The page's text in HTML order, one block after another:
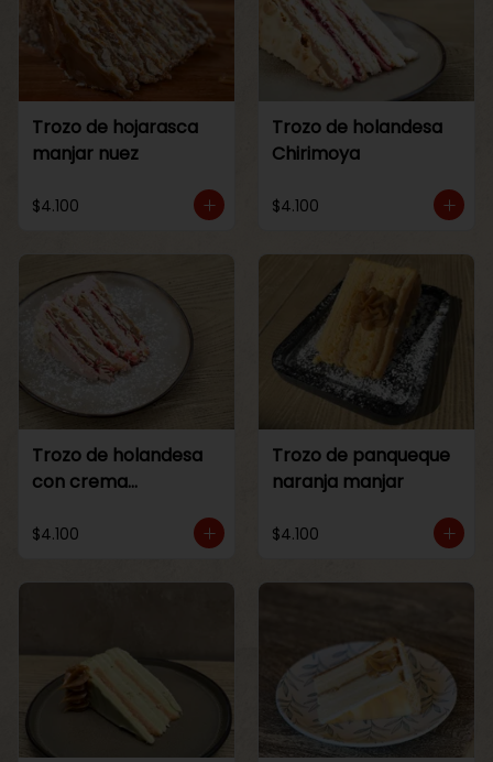
Trozo de hojarasca
manjar nuez
$4.100
Trozo de holandesa
Chirimoya
$4.100
Trozo de holandesa
con crema
$4.100
Trozo de panqueque
naranja manjar
$4.100